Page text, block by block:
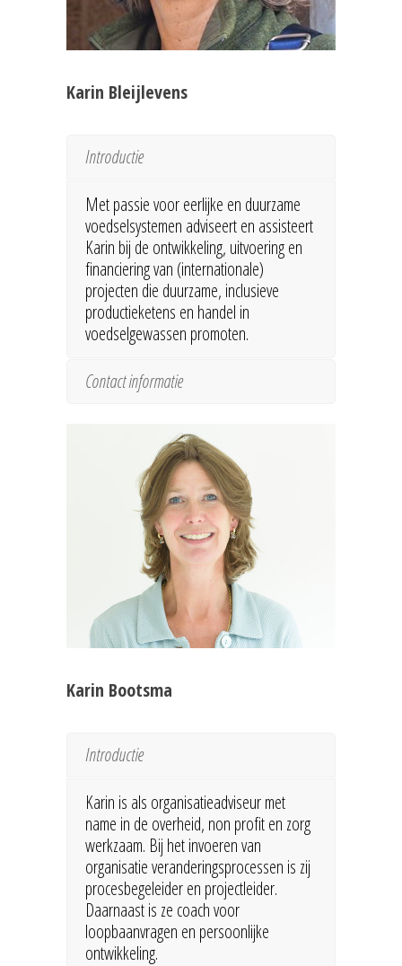
Karin Bleijlevens
Introductie
Met passie voor eerlijke en duurzame
voedselsystemen adviseert en assisteert
Karin bij de ontwikkeling, uitvoering en
financiering van (internationale)
projecten die duurzame, inclusieve
productieketens en handel in
voedselgewassen promoten.
Contact informatie
Karin Bootsma
Introductie
Karin is als organisatieadviseur met
name in de overheid, non profit en zorg
werkzaam. Bij het invoeren van
organisatie veranderingsprocessen is zij
procesbegeleider en projectleider.
Daarnaast is ze coach voor
loopbaanvragen en persoonlijke
ontwikkeling.